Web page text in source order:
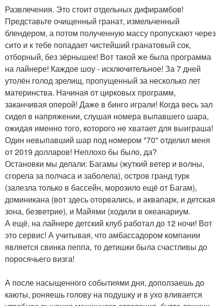
Развлечения. Это стоит отдельных дифирамбов!
Представьте очищенный гранат, измельченный
блендером, а потом полученную массу пропускают через
сито и к тебе попадает чистейший гранатовый сок,
отборный, без зёрнышек! Вот такой же была программа
на лайнере! Каждое шоу - исключительное! За 7 дней
утолён голод зрелищ, пропущенный за несколько лет
материнства. Начиная от цирковых программ,
заканчивая оперой! Даже в бинго играли! Когда весь зал
сидел в напряжении, слушая номера выпавшего шара,
ожидая именно того, которого не хватает для выиграша!
Один невыпавший шар под номером "70" отделил меня
от 2019 долларов! Неплохо бы было, да?
Остановки мы делали: Багамы (жуткий ветер и волны,
сгорела за полчаса и заболела), остров гранд турк
(залезла только в бассейн, морозило ещё от Багам),
доминикана (вот здесь оторвались, и аквапарк, и детская
зона, безветрие), и Майями (ходили в океанариум.
А ещё, на лайнере детский клуб работал до 12 ночи! Вот
это сервис! А учитывая, что амбассадором компании
является свинка пеппа, то детишки была счастливы до
поросячьего визга!
А после насыщенного событиями дня, доползаешь до
каюты, роняешь голову на подушку и в ухо вливается